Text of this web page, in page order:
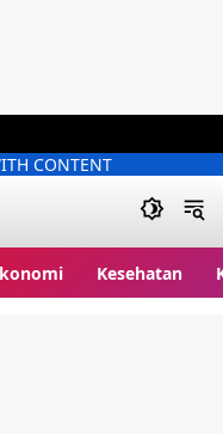
CONTENT
Kesehatan